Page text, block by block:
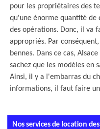
pour les propriétaires des
qu'une énorme quantité de
des opérations. Donc, il va
appropriés. Par
bennes. Dans ce cas,
sachez que les modèles en
Ainsi, il y a l'embarras du
informations, il faut faire
Nos services de location